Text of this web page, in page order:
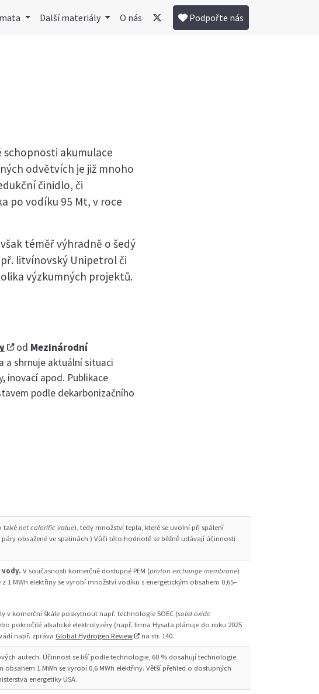
Další materiály O nás Podpořte nás
schopnosti akumulace
odvětvích je již mnoho
činidlo, či
po vodíku 95 Mt, v roce
téměř výhradně o šedý
litvínovský Unipetrol či
výzkumných projektů.
od Mezinárodní
a shrnuje aktuální situaci
inovací apod. Publikace
podle dekarbonizačního
takénet calorific value), tedy množství tepla, které se uvolní při spálení
obsažené ve spalinách.) Vůči této hodnotě se běžně udávají účinnosti
V současnosti komerčně dostupné PEM (proton exchange membrane)
1 MWh elektřiny se vyrobí množství vodíku s energetickým obsahem 0,65–
v komerční škále poskytnout např. technologie SOEC (solid oxide
pokročilé alkalické elektrolyzéry (např. firma Hysata plánuje do roku 2025
např. zpráva Global Hydrogen Review na str. 140.
autech. Účinnost se liší podle technologie, 60 % dosahují technologie
obsahem 1 MWh se vyrobí 0,6 MWh elektřiny. Větší přehled o dostupných
energetiky USA.